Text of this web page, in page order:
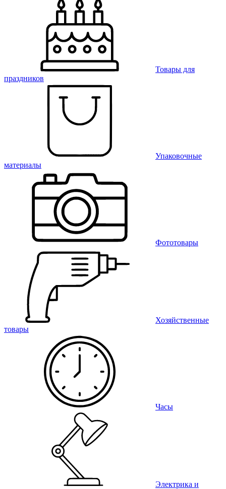
Товары для
праздников
Упаковочные
материалы
Фототовары
Хозяйственные
товары
Часы
Электрика и